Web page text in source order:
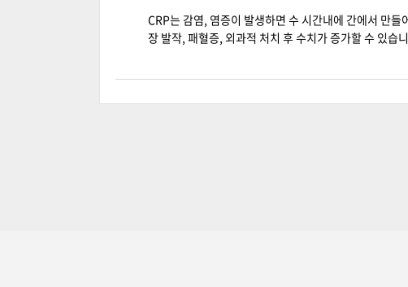
CRP는 감염, 염증이 발생하면 수 시간내에 간에서 만
장 발작, 패혈증, 외과적 처치 후 수치가 증가할 수 있습